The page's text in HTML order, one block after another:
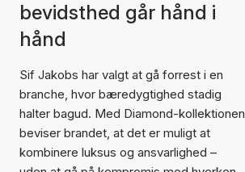
bevidsthed går hånd i
hånd
Sif Jakobs har valgt at gå forrest i en
branche, hvor bæredygtighed stadig
halter bagud. Med Diamond-kollektionen
beviser brandet, at det er muligt at
kombinere luksus og ansvarlighed –